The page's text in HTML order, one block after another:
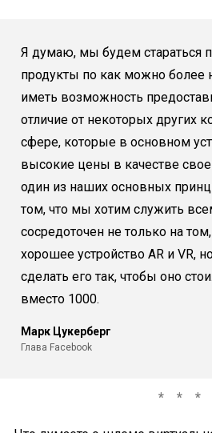
Я думаю, мы будем стараться
продукты по как можно более
иметь возможность
отличие от некоторых других
сфере, которые в основном
высокие цены в качестве
один из наших основных
том, что мы хотим служить
сосредоточен не только на
хорошее устройство AR и VR,
сделать его так, чтобы оно
вместо 1000.
Марк Цукерберг
Глава Facebook